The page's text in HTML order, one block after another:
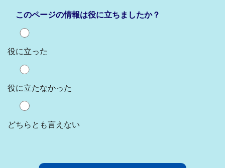
このページの情報は役に立ちましたか？
役に立った
役に立たなかった
どちらとも言えない